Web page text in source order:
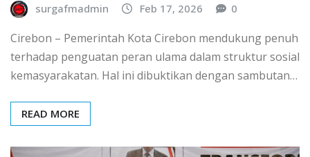
surgafmadmin Feb 17, 2026 0
Cirebon – Pemerintah Kota Cirebon mendukung penuh
terhadap penguatan peran ulama dalam struktur sosial
kemasyarakatan. Hal ini dibuktikan dengan sambutan…
READ MORE